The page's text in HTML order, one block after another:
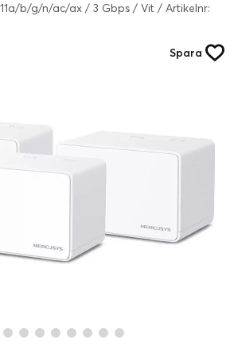
b/g/n/ac/ax / 3 Gbps / Vit / Artikelnr:
Spara